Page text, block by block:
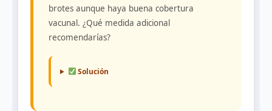
brotes aunque haya buena cobertura
vacunal. ¿Qué medida adicional
recomendarías?
Solución